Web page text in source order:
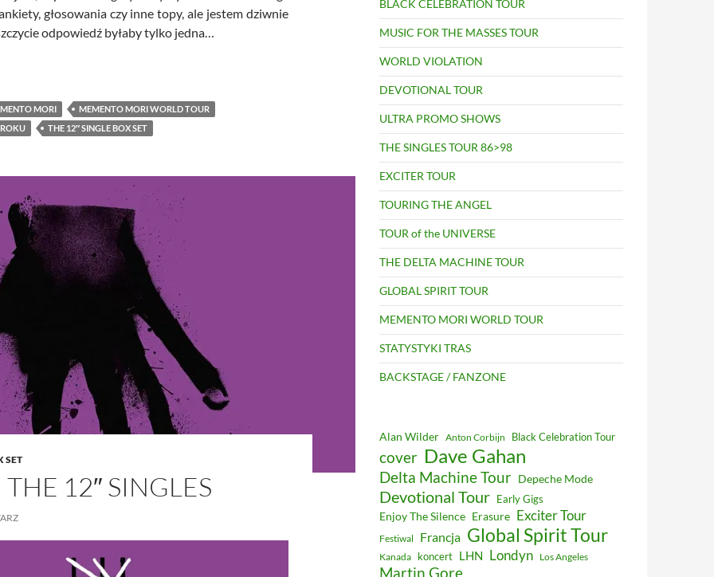
głosowania czy inne topy, ale jestem dziwnie
odpowiedź byłaby tylko jedna…
2022 – roku po mojemu i kilka przemyśleń na rok 2023.
MORI
MEMENTO MORI WORLD TOUR
THE 12″ SINGLE BOX SET
SET
THE 12″ SINGLES
BLACK CELEBRATION TOUR
MUSIC FOR THE MASSES TOUR
WORLD VIOLATION
DEVOTIONAL TOUR
ULTRA PROMO SHOWS
THE SINGLES TOUR 86>98
EXCITER TOUR
TOURING THE ANGEL
TOUR of the UNIVERSE
THE DELTA MACHINE TOUR
GLOBAL SPIRIT TOUR
MEMENTO MORI WORLD TOUR
STATYSTYKI TRAS
BACKSTAGE / FANZONE
Alan Wilder Anton Corbijn Black Celebration Tour
cover Dave Gahan
Delta Machine Tour Depeche Mode
Devotional Tour Early Gigs
Enjoy The Silence Erasure Exciter Tour
Festiwal Francja Global Spirit Tour
Kanada koncert LHN Londyn Los Angeles
Martin Gore